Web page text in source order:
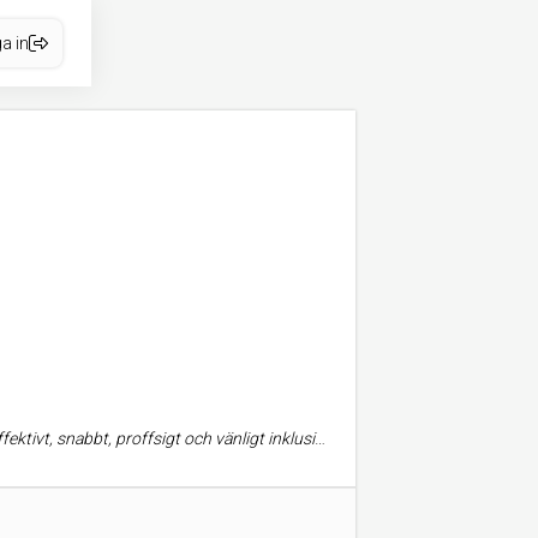
in
vänligt inklusive flyttstädning, bara rekommendera+++++